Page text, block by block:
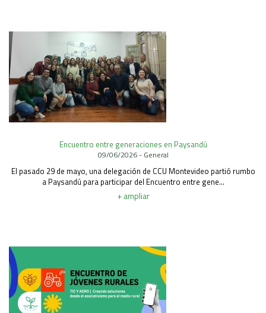
Encuentro entre generaciones en Paysandú
09/06/2026 - General
El pasado 29 de mayo, una delegación de CCU Montevideo partió rumbo
a Paysandú para participar del Encuentro entre gene...
+ ampliar